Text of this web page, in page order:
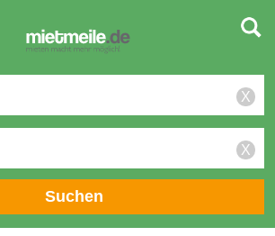
X
X
Suchen